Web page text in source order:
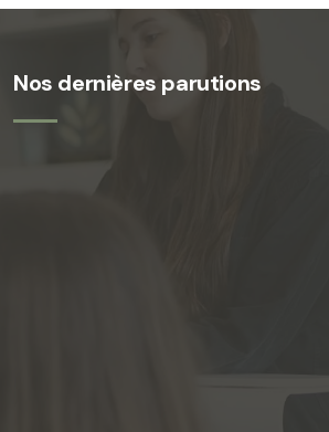
Nos dernières parutions